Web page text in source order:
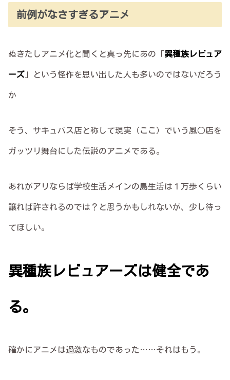
前例がなさすぎるアニメ
ぬきたしアニメ化と聞くと真っ先にあの「 異種族レビュア
ーズ 」という怪作を思い出した人も多いのではないだろう
か
そう、サキュバス店と称して現実（ここ）でいう風○店を
ガッツリ舞台にした伝説のアニメである。
あれがアリならば学校生活メインの島生活は１万歩くらい
譲れば許されるのでは？と思うかもしれないが、少し待っ
てほしい。
異種族レビュアーズは健全であ
る。
確かにアニメは過激なものであった……それはもう。